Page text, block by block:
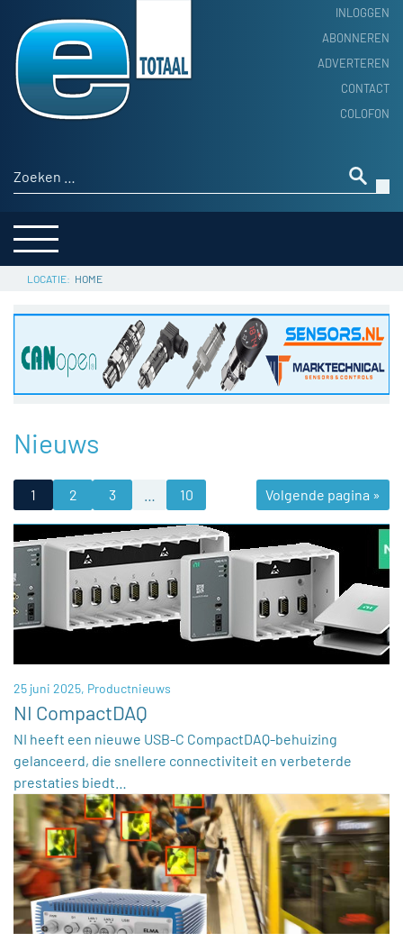
INLOGGEN
ABONNEREN
ADVERTEREN
CONTACT
COLOFON
Zoeken naar:
HOME
PRODUCTNIEUWS
ACHTERGROND
THEMA’S
SERVICE
HOME
Nieuws
1 2 3 10 Volgende pagina »
25 juni 2025, Productnieuws
NI CompactDAQ
NI heeft een nieuwe USB-C CompactDAQ-behuizing
gelanceerd, die snellere connectiviteit en verbeterde
prestaties biedt…